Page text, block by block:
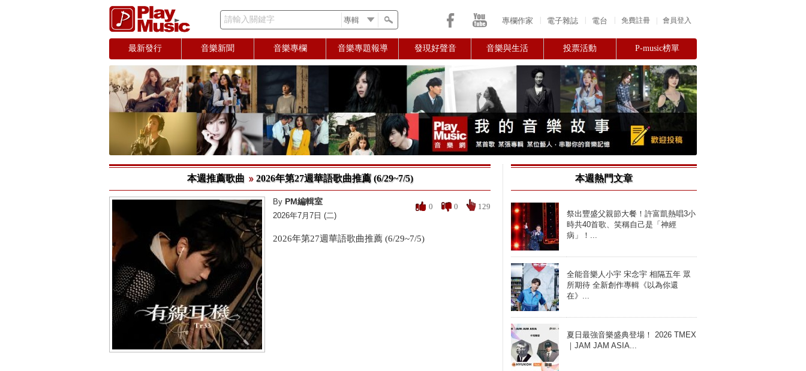
請輸入關鍵字 會員登入
免費註冊
專欄作家 電子雜誌 電台
最新發行 音樂新聞 音樂專欄 音樂專題報導 發現好聲音 音樂與生活 投票活動 P-music榜單
本週推薦歌曲 2026年第27週華語歌曲推薦 (6/29~7/5)
0 0 129
By PM編輯室
2026年7月7日 (二)
2026年第27週華語歌曲推薦 (6/29~7/5)
本週熱門文章
祭出豐盛父親節大餐！許富凱熱唱3小
時共40首歌、笑稱自己是「神經
病」！...
全能音樂人小宇 宋念宇 相隔五年 眾
所期待 全新創作專輯《以為你還
在》...
夏日最強音樂盛典登場！ 2026 TMEX
｜JAM JAM ASIA...